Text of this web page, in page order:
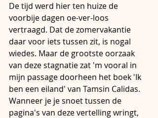
De tijd werd hier ten huize de
voorbije dagen oe-ver-loos
vertraagd. Dat de zomervakantie
daar voor iets tussen zit, is nogal
wiedes. Maar de grootste oorzaak
van deze stagnatie zat 'm vooral in
mijn passage doorheen het boek 'Ik
ben een eiland' van Tamsin Calidas.
Wanneer je je snoet tussen de
pagina's van deze vertelling wringt,